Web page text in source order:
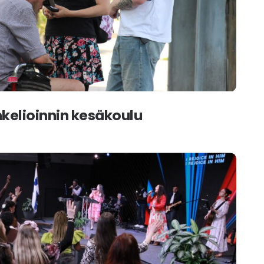
kesäkoulu